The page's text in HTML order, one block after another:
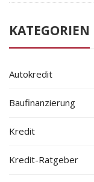
KATEGORIEN
Autokredit
Baufinanzierung
Kredit
Kredit-Ratgeber